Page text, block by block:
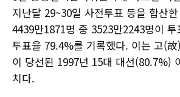
지난달 29~30일 사전투표 등을 합산
4439만1871명 중 3523만2243명이
투표율 79.4%를 기록했다. 이는 고(
이 당선된 1997년 15대 대선(80.7%)
치다.